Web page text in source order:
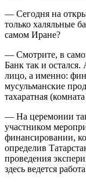
— Сегодня на
только халяльные
самом Иране?
— Смотрите, в
Банк так и
лицо, а именно:
мусульманские
тахаратная
— На церемонии
участником
финансировании,
определив
проведения
здесь ведется